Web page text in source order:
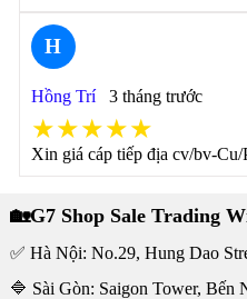
H
Hồng Trí 3 tháng trước
★★★★★
Xin giá cáp tiếp địa cv/bv-
🏡G7 Shop Sale Trading
✅ Hà Nội: No.29, Hung Dao
🔷 Sài Gòn: Saigon Tower, Bến